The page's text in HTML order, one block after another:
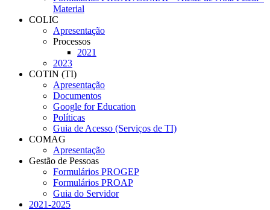
Material
COLIC
Apresentação
Processos
2021
2023
COTIN (TI)
Apresentação
Documentos
Google for Education
Políticas
Guia de Acesso (Serviços de TI)
COMAG
Apresentação
Gestão de Pessoas
Formulários PROGEP
Formulários PROAP
Guia do Servidor
2021-2025